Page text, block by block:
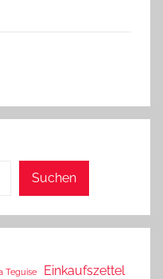
Suchen
Teguise Einkaufszettel